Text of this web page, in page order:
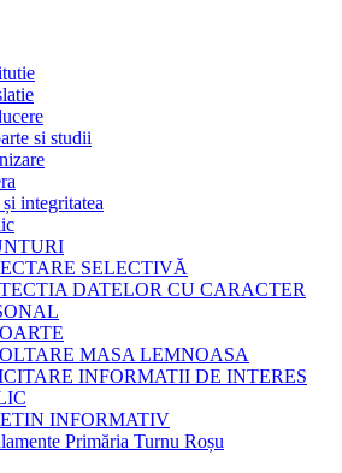
si studii
integritatea
SELECTIVĂ
DATELOR CU CARACTER
MASA LEMNOASA
INFORMATII DE INTERES
INFORMATIV
Primăria Turnu Roșu